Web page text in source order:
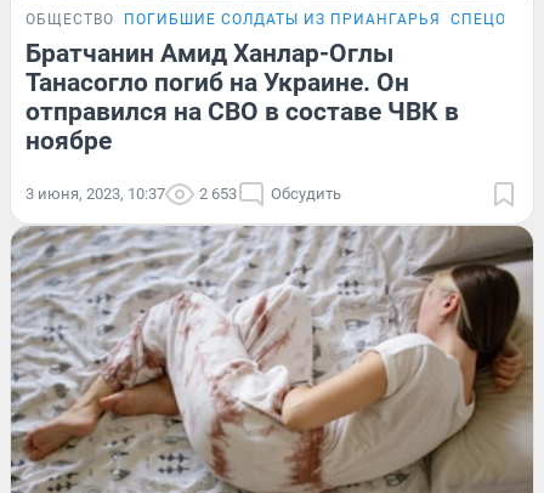
ОБЩЕСТВО ПОГИБШИЕ СОЛДАТЫ ИЗ ПРИАНГАРЬЯ
Братчанин Амид Ханлар-Оглы
Танасогло погиб на Украине. Он
отправился на СВО в составе ЧВК в
ноябре
3 июня, 2023, 10:37 2 653 Обсудить